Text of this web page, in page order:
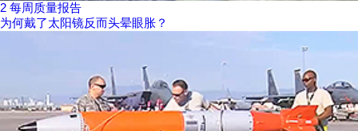
2 每周质量报告
为何戴了太阳镜反而头晕眼胀？